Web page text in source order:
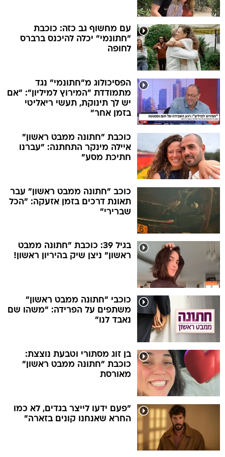
עם מחשוף גב כזה: כוכבת
"חתונמי" יכלה להיכנס ברברס
לחופה
הפסיכולוג מ"חתונמי" נגד
מתמודדת "המירוץ למיליון": "אם
יש לך תינוקת, תעשי ריאליטי
בזמן אחר"
כוכבת "חתונה ממבט ראשון"
איילה מינקר התחתנה: "עברנו
חתיכת מסע"
כוכב "חתונה ממבט ראשון" עבר
תאונת דרכים בזמן אזעקה: "הכל
שברירי"
בגיל 39: כוכבת "חתונה ממבט
ראשון" ניצן שיק בהיריון ראשון!
כוכבי "חתונה ממבט ראשון"
משתפים על הפרידה: "משהו שם
נאבד לנו"
בן זוג מסתורי וטבעת נוצצת:
כוכבת "חתונה ממבט ראשון"
מאורסת
"פעם ידעו לייצר בגדים, לא כמו
החרא שאנחנו קונים בזארה"